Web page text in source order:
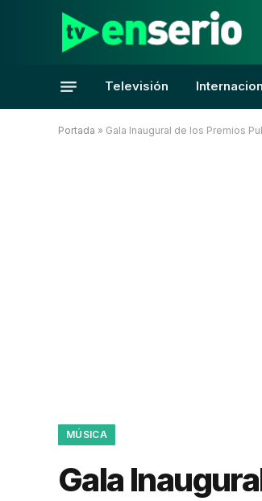
Televisión
Portada » Gala Inaugural de los Premios
MÚSICA
Gala